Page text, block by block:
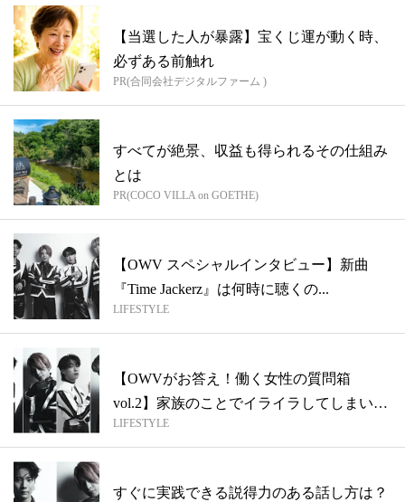
【当選した人が暴露】宝くじ運が動く時、
必ずある前触れ
PR(合同会社デジタルファーム )
すべてが絶景、収益も得られるその仕組み
とは
PR(COCO VILLA on GOETHE)
【OWV スペシャルインタビュー】新曲
『Time Jackerz』は何時に聴くの...
LIFESTYLE
【OWVがお答え！働く女性の質問箱
vol.2】家族のことでイライラしてしまい
ま...
LIFESTYLE
すぐに実践できる説得力のある話し方は？